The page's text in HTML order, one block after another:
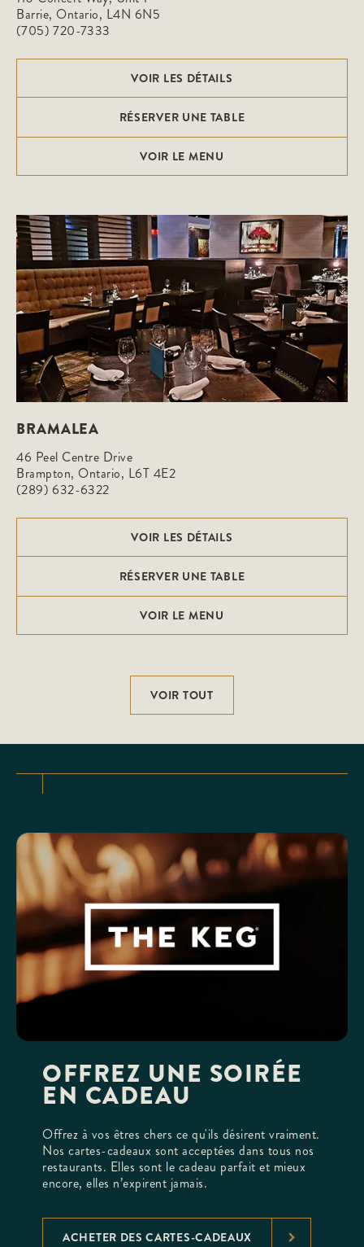
Barrie, Ontario, L4N 6N5
(705) 720-7333
VOIR LES DÉTAILS
RÉSERVER UNE TABLE
VOIR LE MENU
BRAMALEA
46 Peel Centre Drive
Brampton, Ontario, L6T 4E2
(289) 632-6322
VOIR LES DÉTAILS
RÉSERVER UNE TABLE
VOIR LE MENU
VOIR TOUT
OFFREZ UNE SOIRÉE
EN CADEAU
Offrez à vos êtres chers ce qu'ils désirent vraiment.
Nos cartes-cadeaux sont acceptées dans tous nos
restaurants. Elles sont le cadeau parfait et mieux
encore, elles n’expirent jamais.
ACHETER DES CARTES-CADEAUX